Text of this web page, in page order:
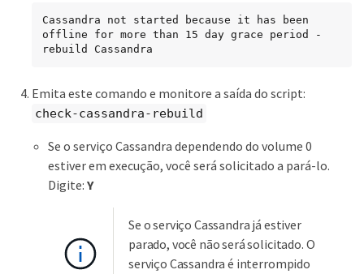
Cassandra not started because it has been
offline for more than 15 day grace period -
rebuild Cassandra
Emita este comando e monitore a saída do script:
check-cassandra-rebuild
Se o serviço Cassandra dependendo do volume 0
estiver em execução, você será solicitado a pará-lo.
Digite: Y
Se o serviço Cassandra já estiver
parado, você não será solicitado. O
serviço Cassandra é interrompido